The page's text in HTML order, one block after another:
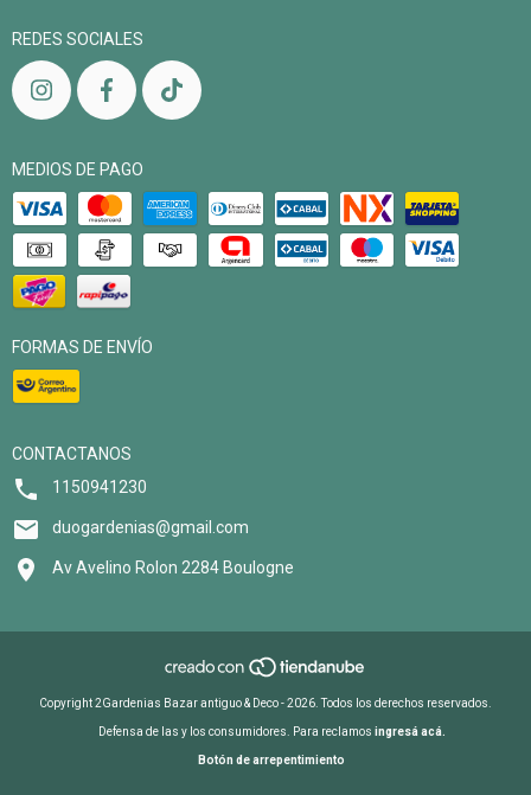
REDES SOCIALES
MEDIOS DE PAGO
FORMAS DE ENVÍO
CONTACTANOS
1150941230
duogardenias@gmail.com
Av Avelino Rolon 2284 Boulogne
Copyright 2Gardenias Bazar antiguo & Deco - 2026. Todos los derechos reservados.
Defensa de las y los consumidores. Para reclamos ingresá acá.
Botón de arrepentimiento